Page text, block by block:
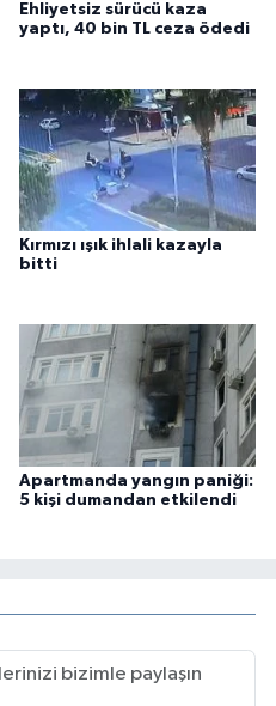
Ehliyetsiz sürücü kaza
yaptı, 40 bin TL ceza ödedi
Kırmızı ışık ihlali kazayla
bitti
Apartmanda yangın paniği:
5 kişi dumandan etkilendi